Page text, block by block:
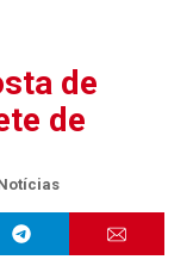
de
de